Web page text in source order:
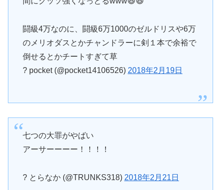
闘級4万なのに、闘級6万1000のゼルドリスや6万
のメリオダスとかチャンドラーに剣１本で余裕で
倒せるとかチートすぎて草
? pocket (@pocket14106526) 2018年2月19日
七つの大罪がやばい
アーサーーーー！！！！
? とらなか (@TRUNKS318) 2018年2月21日